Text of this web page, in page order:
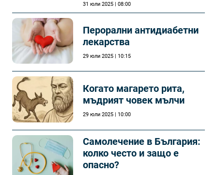
31 юли 2025 | 08:00
Перорални антидиабетни
лекарства
29 юли 2025 | 10:15
Когато магарето рита,
мъдрият човек мълчи
29 юли 2025 | 10:00
Самолечeние в България:
колко често и защо е
опасно?